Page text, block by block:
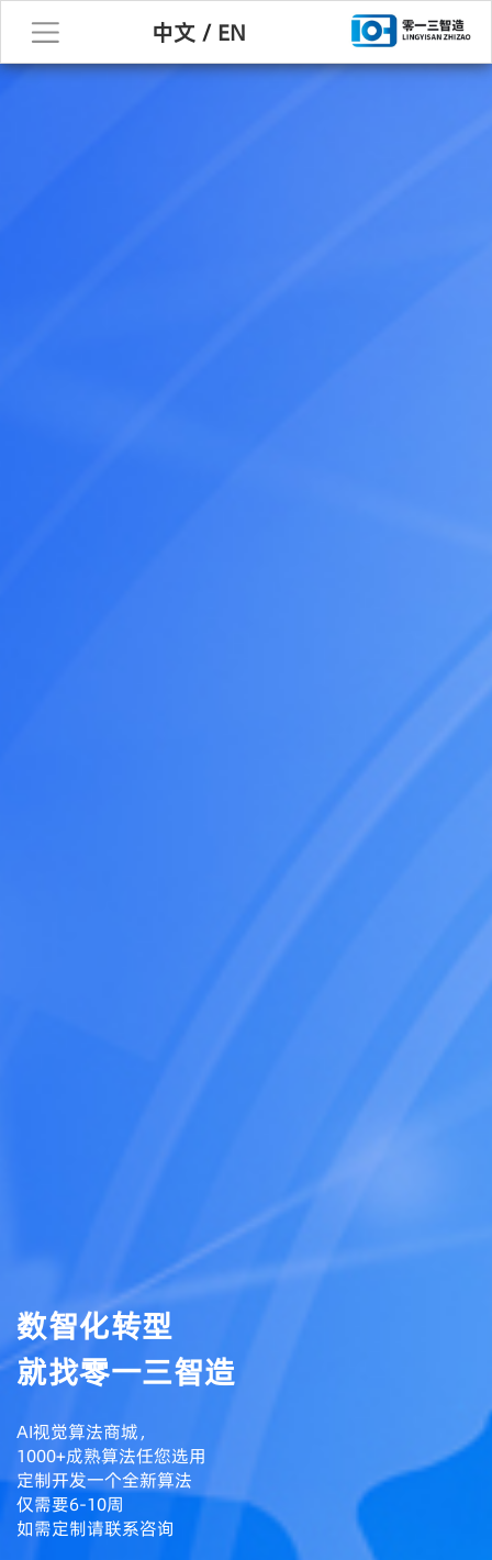
中文 / EN
数智化转型
就找零一三智造
AI视觉算法商城，
1000+成熟算法任您选用
定制开发一个全新算法
仅需要6-10周
如需定制请联系咨询